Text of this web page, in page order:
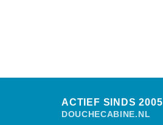
ACTIEF SINDS 2005
DOUCHECABINE.NL